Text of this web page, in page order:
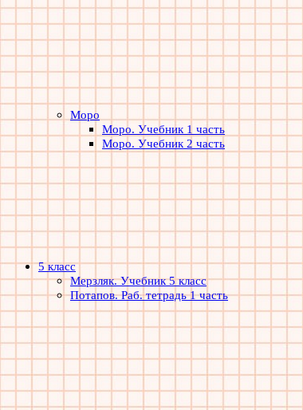
Моро
Моро. Учебник 1 часть
Моро. Учебник 2 часть
5 класс
Мерзляк. Учебник 5 класс
Потапов. Раб. тетрадь 1 часть